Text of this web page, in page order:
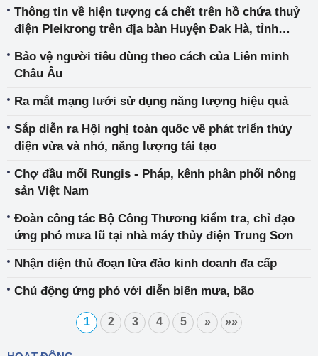
Thông tin về hiện tượng cá chết trên hồ chứa thuỷ
điện Pleikrong trên địa bàn Huyện Đak Hà, tỉnh
Bảo vệ người tiêu dùng theo cách của Liên minh
Châu Âu
Ra mắt mạng lưới sử dụng năng lượng hiệu quả
Sắp diễn ra Hội nghị toàn quốc về phát triển thủy
diện vừa và nhỏ, năng lượng tái tạo
Chợ đầu mối Rungis - Pháp, kênh phân phối nông
sản Việt Nam
Đoàn công tác Bộ Công Thương kiểm tra, chỉ đạo
ứng phó mưa lũ tại nhà máy thủy điện Trung Sơn
Nhận diện thủ đoạn lừa đảo kinh doanh đa cấp
Chủ động ứng phó với diễn biến mưa, bão
1 2 3 4 5 » »»